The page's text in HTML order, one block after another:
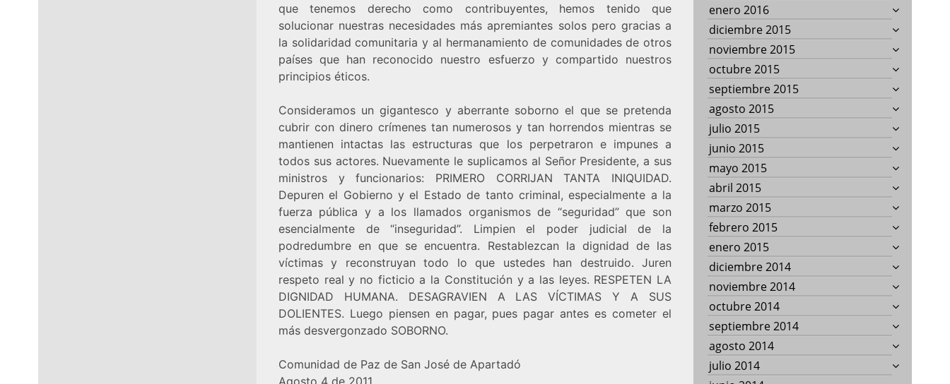
que tenemos derecho como contribuyentes, hemos tenido que
solucionar nuestras necesidades más apremiantes solos pero gracias a
la solidaridad comunitaria y al hermanamiento de comunidades de otros
países que han reconocido nuestro esfuerzo y compartido nuestros
principios éticos.
Consideramos un gigantesco y aberrante soborno el que se pretenda
cubrir con dinero crímenes tan numerosos y tan horrendos mientras se
mantienen intactas las estructuras que los perpetraron e impunes a
todos sus actores. Nuevamente le suplicamos al Señor Presidente, a sus
ministros y funcionarios: PRIMERO CORRIJAN TANTA INIQUIDAD.
Depuren el Gobierno y el Estado de tanto criminal, especialmente a la
fuerza pública y a los llamados organismos de “seguridad” que son
esencialmente de “inseguridad”. Limpien el poder judicial de la
podredumbre en que se encuentra. Restablezcan la dignidad de las
víctimas y reconstruyan todo lo que ustedes han destruido. Juren
respeto real y no ficticio a la Constitución y a las leyes. RESPETEN LA
DIGNIDAD HUMANA. DESAGRAVIEN A LAS VÍCTIMAS Y A SUS
DOLIENTES. Luego piensen en pagar, pues pagar antes es cometer el
más desvergonzado SOBORNO.
Comunidad de Paz de San José de Apartadó
Agosto 4 de 2011
enero 2016
diciembre 2015
noviembre 2015
octubre 2015
septiembre 2015
agosto 2015
julio 2015
junio 2015
mayo 2015
abril 2015
marzo 2015
febrero 2015
enero 2015
diciembre 2014
noviembre 2014
octubre 2014
septiembre 2014
agosto 2014
julio 2014